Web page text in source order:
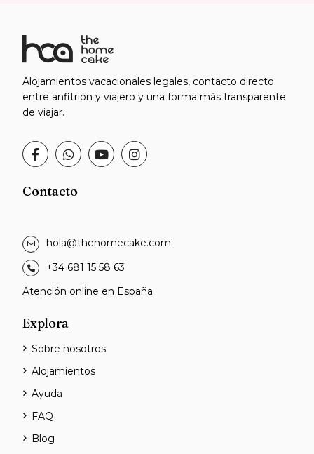
Alojamientos vacacionales legales, contacto directo
entre anfitrión y viajero y una forma más transparente
de viajar.
Contacto
hola@thehomecake.com
+34 681 15 58 63
Atención online en España
Explora
Sobre nosotros
Alojamientos
Ayuda
FAQ
Blog